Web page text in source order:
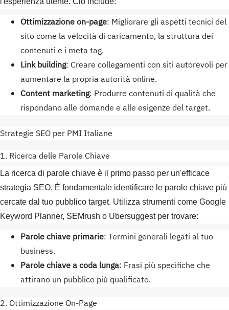
Ottimizzazione on-page: Migliorare gli aspetti tecnici del
sito come la velocità di caricamento, la struttura dei
contenuti e i meta tag.
Link building: Creare collegamenti con siti autorevoli per
aumentare la propria autorità online.
Content marketing: Produrre contenuti di qualità che
rispondano alle domande e alle esigenze del target.
Strategie SEO per PMI Italiane
1. Ricerca delle Parole Chiave
La ricerca di parole chiave è il primo passo per un'efficace
strategia SEO. È fondamentale identificare le parole chiave più
cercate dal tuo pubblico target. Utilizza strumenti come Google
Keyword Planner, SEMrush o Ubersuggest per trovare:
Parole chiave primarie: Termini generali legati al tuo
business.
Parole chiave a coda lunga: Frasi più specifiche che
attirano un pubblico più qualificato.
2. Ottimizzazione On-Page